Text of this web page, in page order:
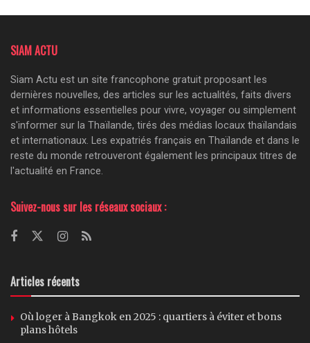
SIAM ACTU
Siam Actu est un site francophone gratuit proposant les
dernières nouvelles, des articles sur les actualités, faits divers
et informations essentielles pour vivre, voyager ou simplement
s'informer sur la Thaïlande, tirés des médias locaux thaïlandais
et internationaux. Les expatriés français en Thaïlande et dans le
reste du monde retrouveront également les principaux titres de
l'actualité en France.
Suivez-nous sur les réseaux sociaux :
Articles récents
Où loger à Bangkok en 2025 : quartiers à éviter et bons
plans hôtels